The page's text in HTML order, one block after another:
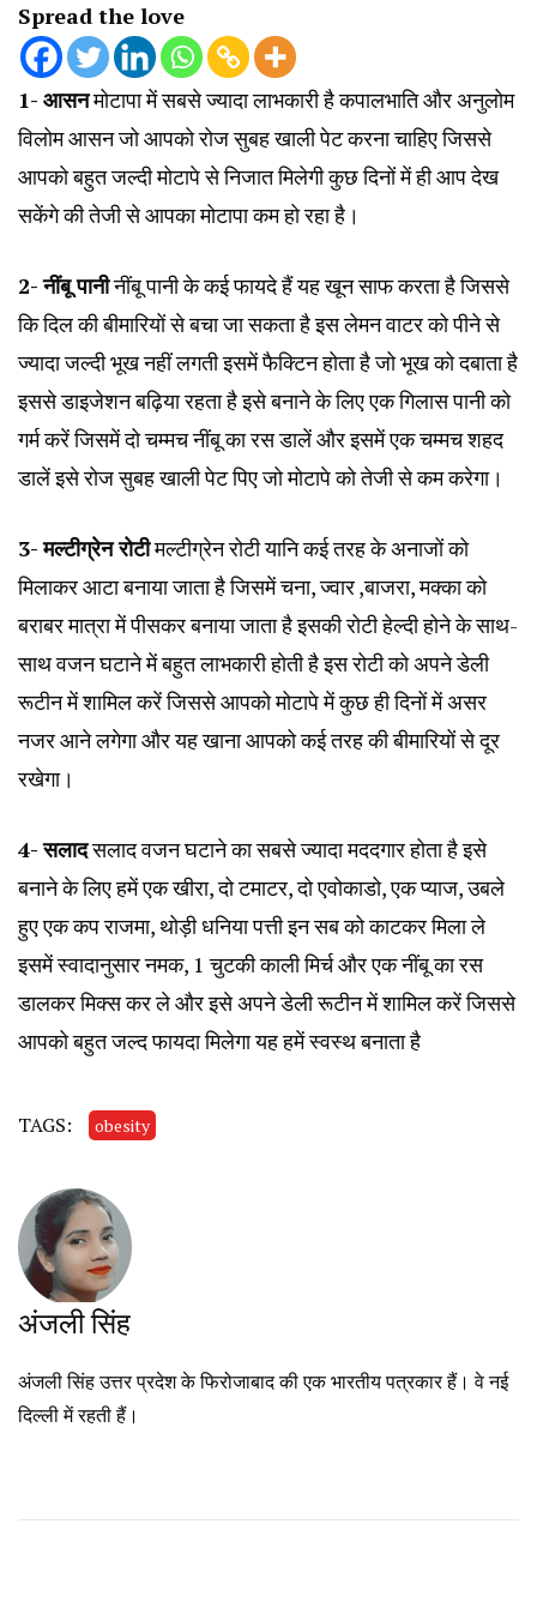
Spread the love
1- आसनमोटापा में सबसे ज्यादा लाभकारी है कपालभाति और अनुलोम
विलोम आसन जो आपको रोज सुबह खाली पेट करना चाहिए जिससे
आपको बहुत जल्दी मोटापे से निजात मिलेगी कुछ दिनों में ही आप देख
सकेंगे की तेजी से आपका मोटापा कम हो रहा है।
2- नींबू पानीनींबू पानी के कई फायदे हैं यह खून साफ करता है जिससे
कि दिल की बीमारियों से बचा जा सकता है इस लेमन वाटर को पीने से
ज्यादा जल्दी भूख नहीं लगती इसमें फैक्टिन होता है जो भूख को दबाता है
इससे डाइजेशन बढ़िया रहता है इसे बनाने के लिए एक गिलास पानी को
गर्म करें जिसमें दो चम्मच नींबू का रस डालें और इसमें एक चम्मच शहद
डालें इसे रोज सुबह खाली पेट पिए जो मोटापे को तेजी से कम करेगा।
3- मल्टीग्रेन रोटीमल्टीग्रेन रोटी यानि कई तरह के अनाजों को
मिलाकर आटा बनाया जाता है जिसमें चना, ज्वार ,बाजरा, मक्का को
बराबर मात्रा में पीसकर बनाया जाता है इसकी रोटी हेल्दी होने के साथ-
साथ वजन घटाने में बहुत लाभकारी होती है इस रोटी को अपने डेली
रूटीन में शामिल करें जिससे आपको मोटापे में कुछ ही दिनों में असर
नजर आने लगेगा और यह खाना आपको कई तरह की बीमारियों से दूर
रखेगा।
4- सलादसलाद वजन घटाने का सबसे ज्यादा मददगार होता है इसे
बनाने के लिए हमें एक खीरा, दो टमाटर, दो एवोकाडो, एक प्याज, उबले
हुए एक कप राजमा, थोड़ी धनिया पत्ती इन सब को काटकर मिला ले
इसमें स्वादानुसार नमक, 1 चुटकी काली मिर्च और एक नींबू का रस
डालकर मिक्स कर ले और इसे अपने डेली रूटीन में शामिल करें जिससे
आपको बहुत जल्द फायदा मिलेगा यह हमें स्वस्थ बनाता है
TAGS: obesity
अंजली सिंह
अंजली सिंह उत्तर प्रदेश के फिरोजाबाद की एक भारतीय पत्रकार हैं। वे नई
दिल्ली में रहती हैं।